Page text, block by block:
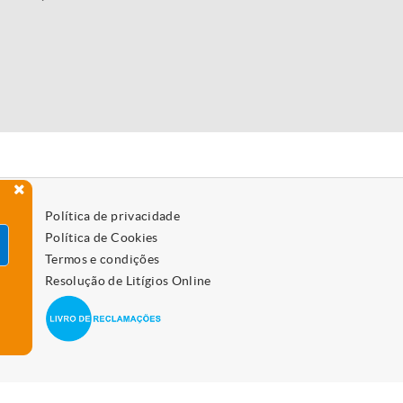
Política de privacidade
Política de Cookies
Termos e condições
Resolução de Litígios Online